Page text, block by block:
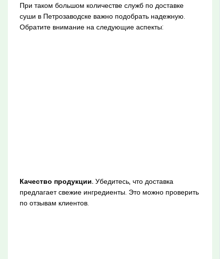
При таком большом количестве служб по доставке
суши в Петрозаводске важно подобрать надежную.
Обратите внимание на следующие аспекты:
Качество продукции.Убедитесь, что доставка
предлагает свежие ингредиенты. Это можно проверить
по отзывам клиентов.